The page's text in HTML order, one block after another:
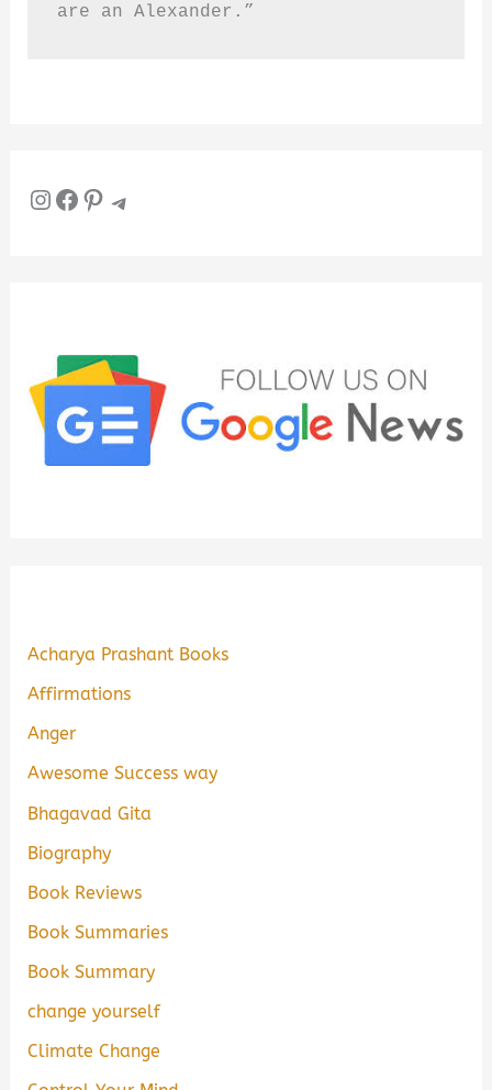
are an Alexander.”
InstagramFacebook Pinterest Telegram
Acharya Prashant Books
Affirmations
Anger
Awesome Success way
Bhagavad Gita
Biography
Book Reviews
Book Summaries
Book Summary
change yourself
Climate Change